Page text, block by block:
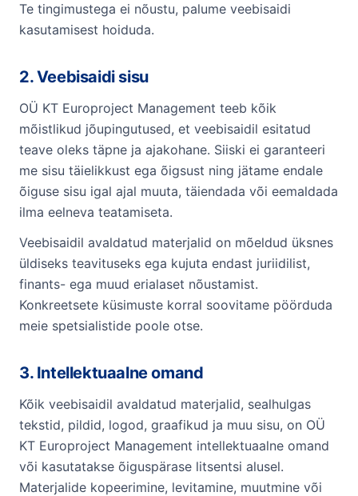
Te tingimustega ei nõustu, palume veebisaidi
kasutamisest hoiduda.
2. Veebisaidi sisu
OÜ KT Europroject Management teeb kõik
mõistlikud jõupingutused, et veebisaidil esitatud
teave oleks täpne ja ajakohane. Siiski ei garanteeri
me sisu täielikkust ega õigsust ning jätame endale
õiguse sisu igal ajal muuta, täiendada või eemaldada
ilma eelneva teatamiseta.
Veebisaidil avaldatud materjalid on mõeldud üksnes
üldiseks teavituseks ega kujuta endast juriidilist,
finants- ega muud erialaset nõustamist.
Konkreetsete küsimuste korral soovitame pöörduda
meie spetsialistide poole otse.
3. Intellektuaalne omand
Kõik veebisaidil avaldatud materjalid, sealhulgas
tekstid, pildid, logod, graafikud ja muu sisu, on OÜ
KT Europroject Management intellektuaalne omand
või kasutatakse õiguspärase litsentsi alusel.
Materjalide kopeerimine, levitamine, muutmine või